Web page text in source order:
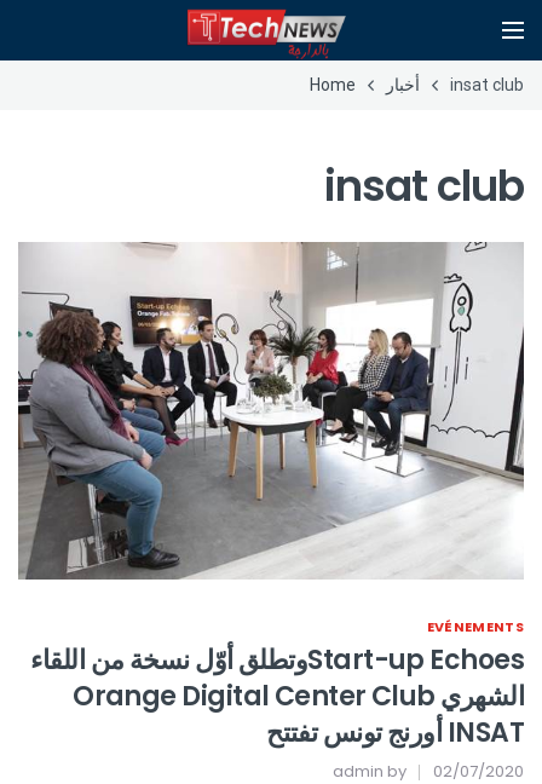
insat club أخبار Home
insat club
EVÉNEMENTS
Start-up Echoesوتطلق أوّل نسخة من اللقاء
الشهري Orange Digital Center Club
INSAT أورنج تونس تفتتح
02/07/2020
admin